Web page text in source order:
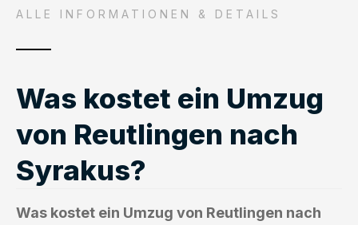
ALLE INFORMATIONEN & DETAILS
Was kostet ein Umzug
von Reutlingen nach
Syrakus?
Was kostet ein Umzug von Reutlingen nach